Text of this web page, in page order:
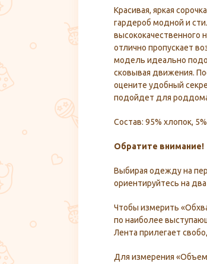
Красивая, яркая
гардероб модной и
высококачественного
отлично пропускает
модель идеально
сковывая движения.
оцените удобный
подойдет для
Состав: 95% хлопок,
Обратите внимание!
Выбирая одежду на
ориентируйтесь на
Чтобы измерить
по наиболее
Лента прилегает
Для измерения